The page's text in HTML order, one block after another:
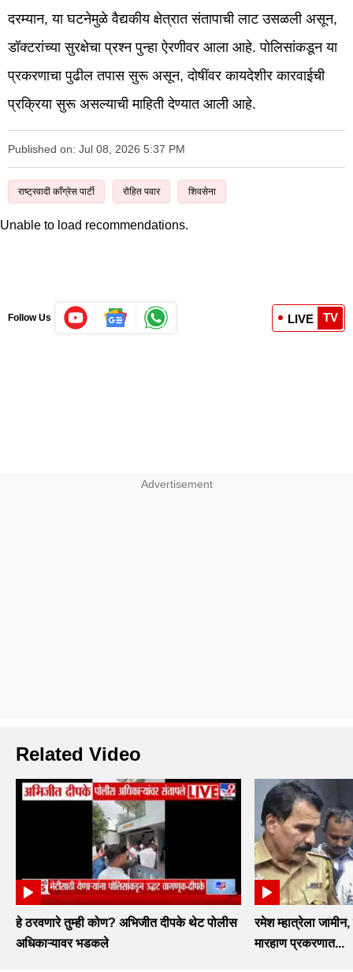
दरम्यान, या घटनेमुळे वैद्यकीय क्षेत्रात संतापाची लाट उसळली असून,
डॉक्टरांच्या सुरक्षेचा प्रश्न पुन्हा ऐरणीवर आला आहे. पोलिसांकडून या
प्रकरणाचा पुढील तपास सुरू असून, दोषींवर कायदेशीर कारवाईची
प्रक्रिया सुरू असल्याची माहिती देण्यात आली आहे.
Published on: Jul 08, 2026 5:37 PM
राष्ट्रवादी काँग्रेस पार्टी रोहित पवार शिवसेना
Unable to load recommendations.
Follow Us LIVE TV
Related Video
हे ठरवणारे तुम्ही कोण? अभिजीत दीपके थेट पोलीस
अधिकाऱ्यावर भडकले
रमेश म्हात्रेला
मारहाण प्रकरणात...